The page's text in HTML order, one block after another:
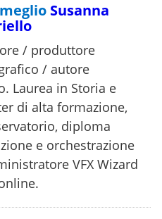
Susanna
/ produttore
/ autore
Laurea in Storia e
di alta formazione,
diploma
e orchestrazione
VFX Wizard